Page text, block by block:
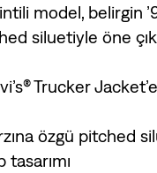
model, belirgin
siluetiyle öne
Trucker
özgü pitched
tasarımı